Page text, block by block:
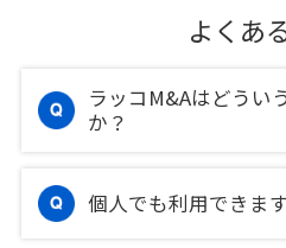
よくあ
ラッコM&Aはどうい
か？
個人でも利用できま